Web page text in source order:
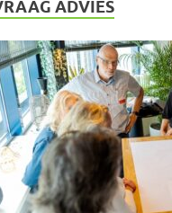
ADVIES